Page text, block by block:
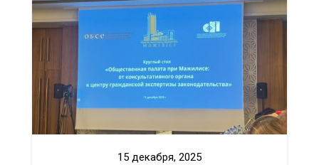
15 декабря, 2025